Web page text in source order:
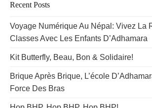
Recent Posts
Voyage Numérique Au Népal: Vivez La
Classes Avec Les Enfants D’Adhamara
Kit Butterfly, Beau, Bon & Solidaire!
Brique Après Brique, L’école
Force Des Bras